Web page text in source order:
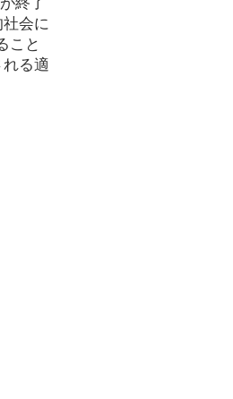
会に
こと
る適